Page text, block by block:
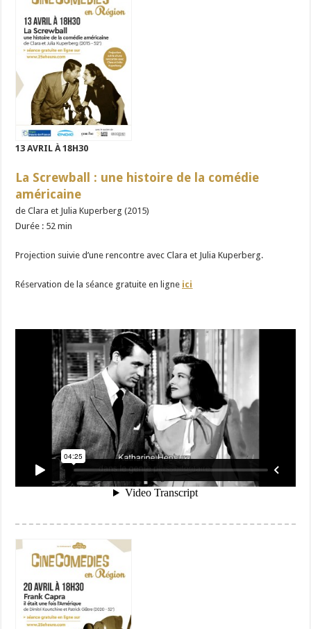
13 AVRIL À 18H30
La Screwball : une histoire de la comédie
américaine
de Clara et Julia Kuperberg (2015)
Durée : 52 min
Projection suivie d’une rencontre avec Clara et Julia Kuperberg.
Réservation de la séance gratuite en ligne ici